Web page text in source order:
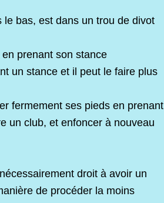
bas, est dans un trou de divot
prenant son stance
un stance et il peut le faire plus
fermement ses pieds en prenant
un club, et enfoncer à nouveau
droit à avoir un
de procéder la moins